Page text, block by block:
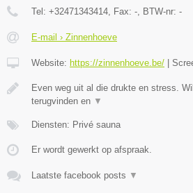
Tel: +32471343414 , Fax: - , BTW-nr: -
E-mail › Zinnenhoeve
Website: https://zinnenhoeve.be/ |
Even weg uit al die drukte en stress.
terugvinden en ▼
Diensten: Privé sauna
Er wordt gewerkt op afspraak.
Laatste facebook posts ▼